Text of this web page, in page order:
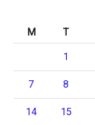
M
T
1
7 8
14 15